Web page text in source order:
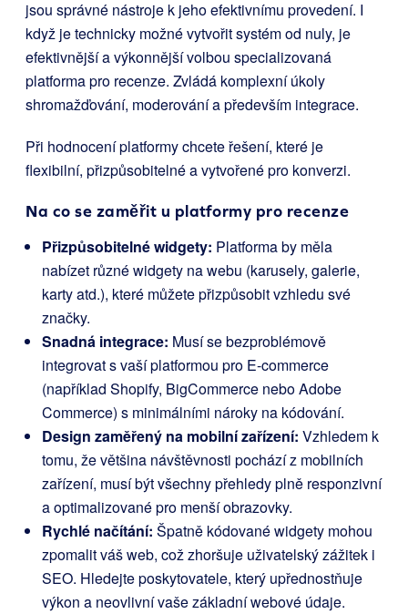
jsou správné nástroje k jeho efektivnímu provedení. I
když je technicky možné vytvořit systém od nuly, je
efektivnější a výkonnější volbou specializovaná
platforma pro recenze. Zvládá komplexní úkoly
shromažďování, moderování a především integrace.
Při hodnocení platformy chcete řešení, které je
flexibilní, přizpůsobitelné a vytvořené pro konverzi.
Na co se zaměřit u platformy pro recenze
Přizpůsobitelné widgety: Platforma by měla
nabízet různé widgety na webu (karusely, galerie,
karty atd.), které můžete přizpůsobit vzhledu své
značky.
Snadná integrace: Musí se bezproblémově
integrovat s vaší platformou pro E-commerce
(například Shopify, BigCommerce nebo Adobe
Commerce) s minimálními nároky na kódování.
Design zaměřený na mobilní zařízení: Vzhledem k
tomu, že většina návštěvnosti pochází z mobilních
zařízení, musí být všechny přehledy plně responzivní
a optimalizované pro menší obrazovky.
Rychlé načítání: Špatně kódované widgety mohou
zpomalit váš web, což zhoršuje uživatelský zážitek i
SEO. Hledejte poskytovatele, který upřednostňuje
výkon a neovlivní vaše základní webové údaje.